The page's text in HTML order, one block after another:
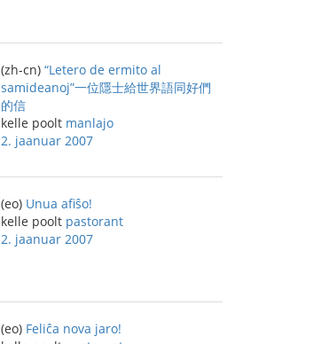
(zh-cn) “Letero de ermito al
samideanoj”一位隱士給世界語同好們
的信
kelle poolt manlajo
2. jaanuar 2007
(eo) Unua afiŝo!
kelle poolt pastorant
2. jaanuar 2007
(eo) Feliĉa nova jaro!